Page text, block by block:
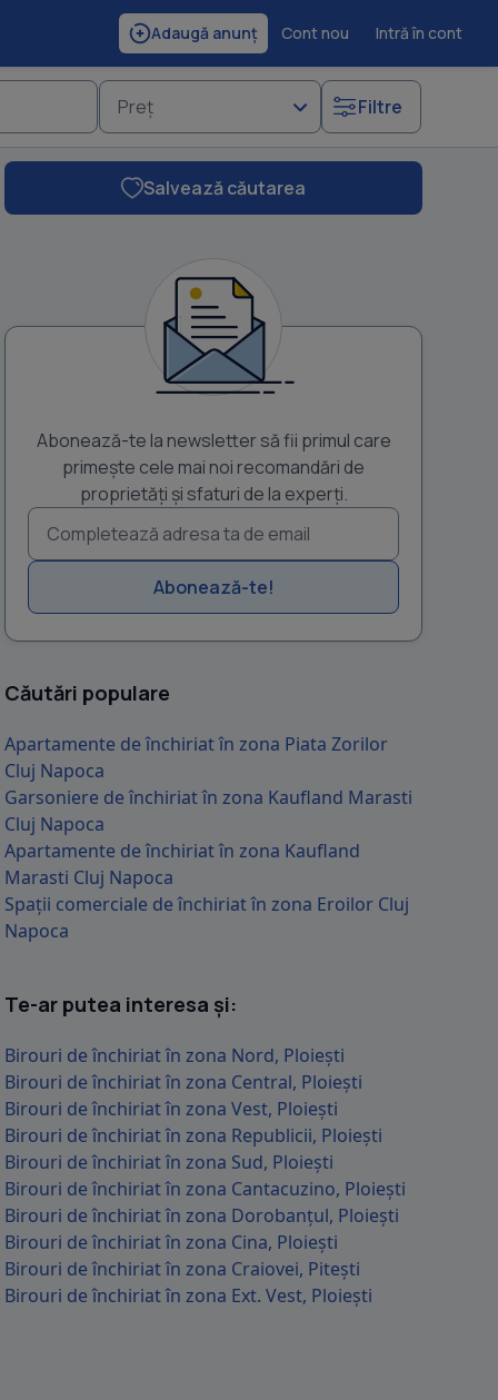
Adaugă anunț Cont nou Intră în cont
Preț Filtre
Salvează căutarea
Abonează-te la newsletter să fii primul care
primește cele mai noi recomandări de
proprietăți și sfaturi de la experți.
Abonează-te!
Căutări populare
Apartamente de închiriat în zona Piata Zorilor
Cluj Napoca
Garsoniere de închiriat în zona Kaufland Marasti
Cluj Napoca
Apartamente de închiriat în zona Kaufland
Marasti Cluj Napoca
Spații comerciale de închiriat în zona Eroilor Cluj
Napoca
Te-ar putea interesa și:
Birouri de închiriat în zona Nord, Ploiești
Birouri de închiriat în zona Central, Ploiești
Birouri de închiriat în zona Vest, Ploiești
Birouri de închiriat în zona Republicii, Ploiești
Birouri de închiriat în zona Sud, Ploiești
Birouri de închiriat în zona Cantacuzino, Ploiești
Birouri de închiriat în zona Dorobanțul, Ploiești
Birouri de închiriat în zona Cina, Ploiești
Birouri de închiriat în zona Craiovei, Pitești
Birouri de închiriat în zona Ext. Vest, Ploiești